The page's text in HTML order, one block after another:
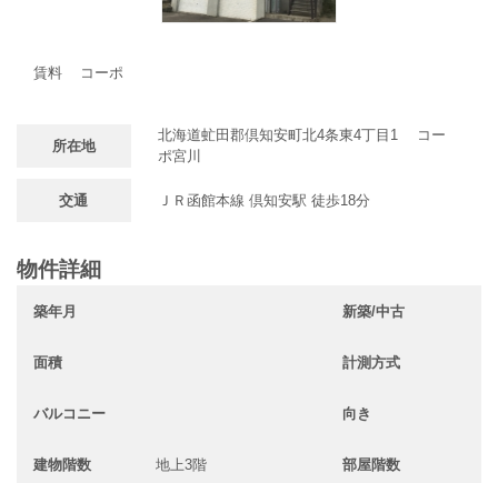
賃料 コーポ
所在地
北海道虻田郡倶知安町北4条東4丁目1 コー
ポ宮川
交通 ＪＲ函館本線 倶知安駅 徒歩18分
物件詳細
築年月 新築/中古
面積 計測方式
バルコニー 向き
建物階数 地上3階 部屋階数